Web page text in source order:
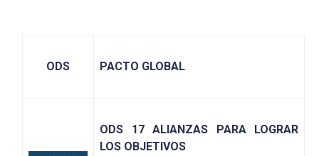
ODS PACTO GLOBAL
ODS 17 ALIANZAS PARA LOGRAR
LOS OBJETIVOS